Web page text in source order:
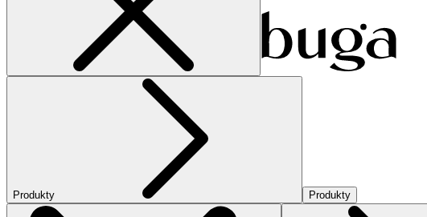
Produkty Produkty